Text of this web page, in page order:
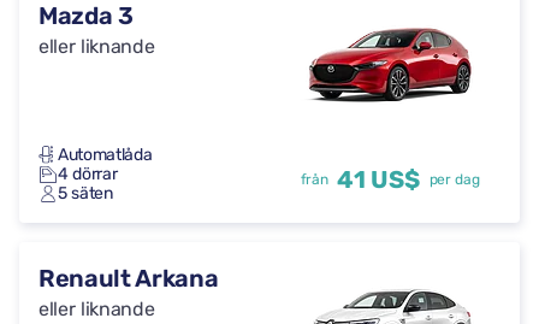
Mazda 3
eller liknande
Automatlåda
4 dörrar
5 säten
från 41 US$ per dag
Renault Arkana
eller liknande